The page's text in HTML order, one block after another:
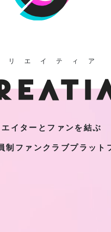
リエイティア
イターとファンを結ぶ
制 ファンクラブプラット